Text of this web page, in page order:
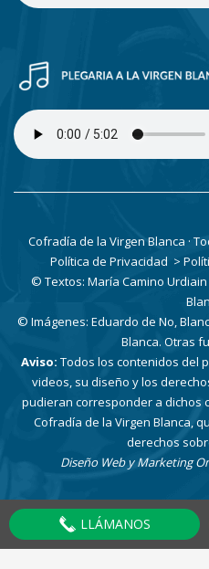
Cofradía de la Virgen Blanca ·
Política de Privacidad >
© Textos: María Camino
© Imágenes: Eduardo de No,
Blanca. Otras
Aviso: Todos los contenidos del
videos, su diseño y los
pudieran corresponder a dichos
Cofradía de la Virgen Blanca,
derechos
Diseño Web y Marketing
LLÁMANOS